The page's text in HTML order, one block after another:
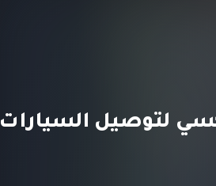
لتوصيل السيارات